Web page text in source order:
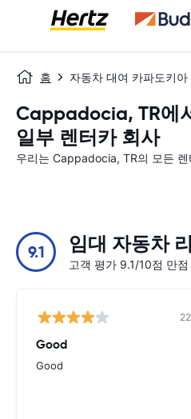
홈 자동차 대여 카파도키아
Cappadocia, TR에
일부 렌터카 회사
우리는 Cappadocia, TR의 모든
9.1 임대 자동차
고객 평가 9.1/10점 만
Good
Good